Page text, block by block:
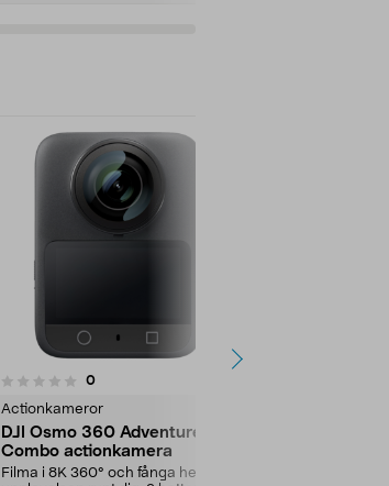
0recensioner
Actionkameror
DJI Osmo 360 Adventure
Combo actionkamera
Filma i 8K 360° och fånga hela